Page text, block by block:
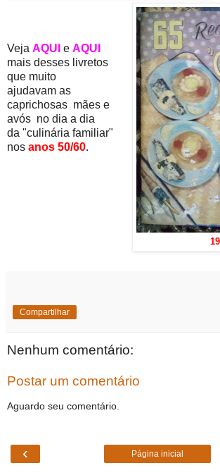
Veja AQUI e AQUI
mais desses livretos
que muito
ajudavam as
caprichosas mães e
avós no dia a dia
da "culinária familiar"
nos anos 50/60.
Compartilhar
Nenhum comentário:
Postar um comentário
Aguardo seu comentário.
‹ Página inicial